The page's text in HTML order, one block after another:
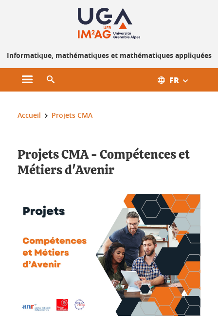
Informatique, mathématiques et mathématiques appliquées
Ouvrir le menu principal FR
Vous êtes ici :
Accueil Projets CMA
Projets CMA - Compétences et
Métiers d'Avenir